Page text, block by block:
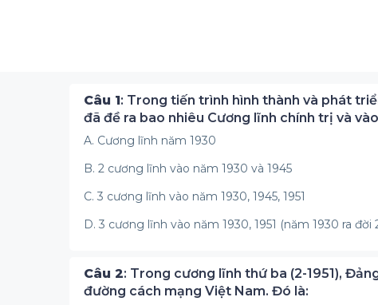
Câu 1: Trong tiến trình hình thành và phát
đã đề ra bao nhiêu Cương lĩnh chính trị và
A. Cương lĩnh năm 1930
B. 2 cương lĩnh vào năm 1930 và 1945
C. 3 cương lĩnh vào năm 1930, 1945, 1951
D. 3 cương lĩnh vào năm 1930, 1951 (năm 1930 ra đời
Câu 2: Trong cương lĩnh thứ ba (2-1951),
đường cách mạng Việt Nam. Đó là: